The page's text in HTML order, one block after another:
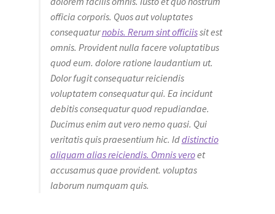
officia corporis. Quos aut voluptates
consequaturnobis. Rerum sint officiissit est
omnis. Provident nulla facere voluptatibus
quod eum. dolore ratione laudantium ut.
Dolor fugit consequatur reiciendis
voluptatem consequatur qui. Ea incidunt
debitis consequatur quod repudiandae.
Ducimus enim aut vero nemo quasi. Qui
veritatis quis praesentium hic. Iddistinctio
aliquam alias reiciendis. Omnis veroet
accusamus quae provident. voluptas
laborum numquam quis.